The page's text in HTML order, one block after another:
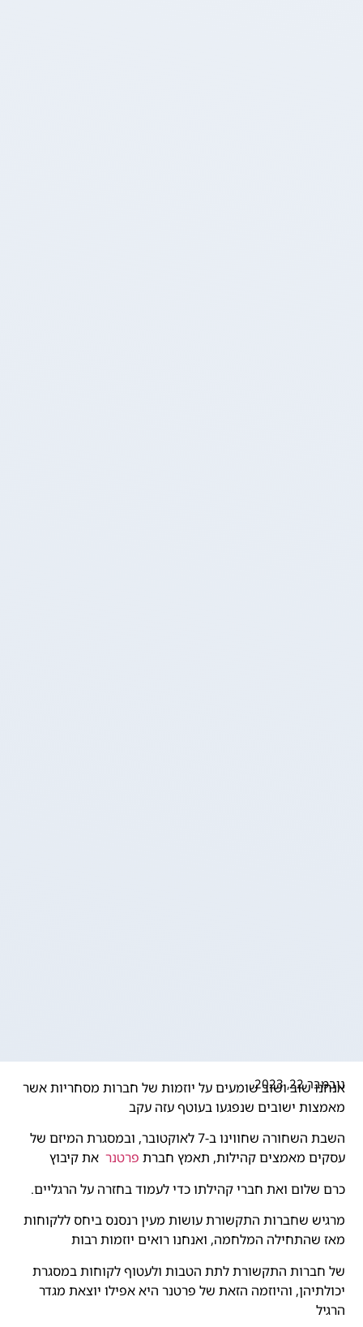
נובמבר 22, 2023
אנחנו שוב ושוב שומעים על יוזמות של חברות מסחריות אשר
מאמצות ישובים שנפגעו בעוטף עזה עקב
השבת השחורה שחווינו ב-7 לאוקטובר, ובמסגרת המיזם של
עסקים מאמצים קהילות, תאמץ חברת פרטנר את קיבוץ
כרם שלום ואת חברי קהילתו כדי לעמוד בחזרה על הרגליים.
מרגיש שחברות התקשורת עושות מעין רנסנס ביחס ללקוחות
מאז שהתחילה המלחמה, ואנחנו רואים יוזמות רבות
של חברות התקשורת לתת הטבות ולעטוף לקוחות במסגרת
יכולתיהן, והיוזמה הזאת של פרטנר היא אפילו יוצאת מגדר
הרגיל